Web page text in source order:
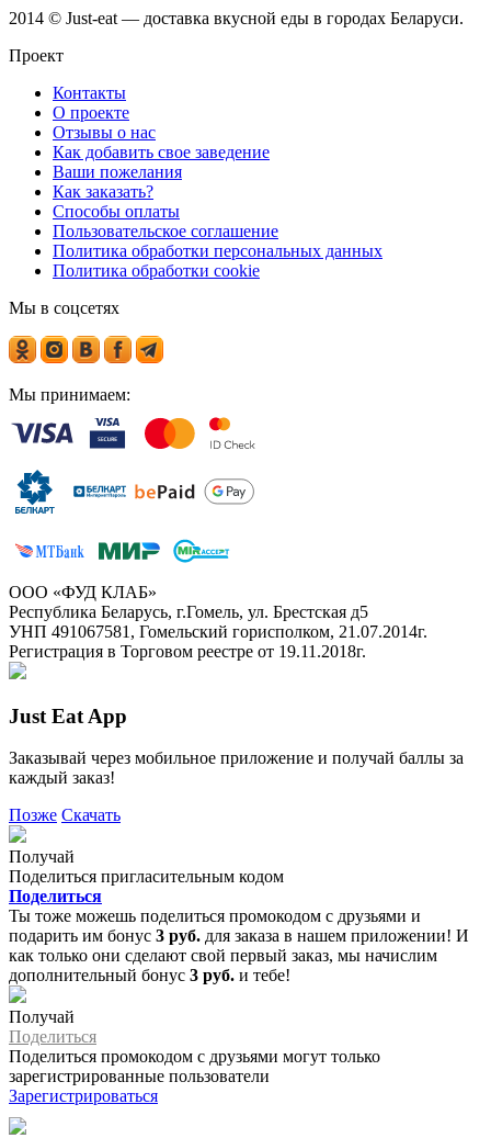
2014 © Just-eat — доставка вкусной еды в городах Беларуси.
Проект
Контакты
О проекте
Отзывы о нас
Как добавить свое заведение
Ваши пожелания
Как заказать?
Способы оплаты
Пользовательское соглашение
Политика обработки персональных данных
Политика обработки cookie
Мы в соцсетях
Мы принимаем:
ООО «ФУД КЛАБ»
Республика Беларусь, г.Гомель, ул. Брестская д5
УНП 491067581, Гомельский горисполком, 21.07.2014г.
Регистрация в Торговом реестре от 19.11.2018г.
Just Eat App
Заказывай через мобильное приложение и получай баллы за
каждый заказ!
Позже Скачать
Получай
Поделиться пригласительным кодом
Поделиться
Ты тоже можешь поделиться промокодом с друзьями и
подарить им бонус 3 руб. для заказа в нашем приложении! И
как только они сделают свой первый заказ, мы начислим
дополнительный бонус 3 руб. и тебе!
Получай
Поделиться
Поделиться промокодом с друзьями могут только
зарегистрированные пользователи
Зарегистрироваться